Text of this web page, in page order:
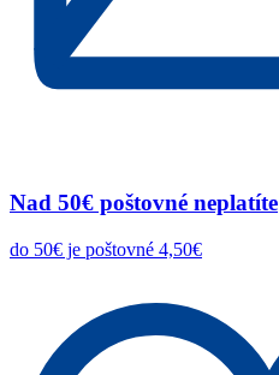
Nad 50€ poštovné neplatíte
do 50€ je poštovné 4,50€